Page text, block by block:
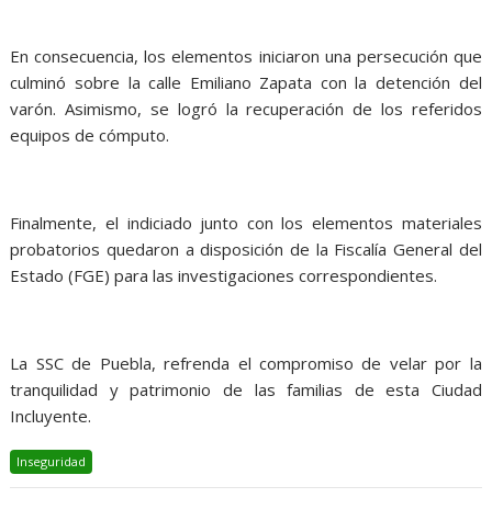
En consecuencia, los elementos iniciaron una persecución que
culminó sobre la calle Emiliano Zapata con la detención del
varón. Asimismo, se logró la recuperación de los referidos
equipos de cómputo.
Finalmente, el indiciado junto con los elementos materiales
probatorios quedaron a disposición de la Fiscalía General del
Estado (FGE) para las investigaciones correspondientes.
La SSC de Puebla, refrenda el compromiso de velar por la
tranquilidad y patrimonio de las familias de esta Ciudad
Incluyente.
Inseguridad